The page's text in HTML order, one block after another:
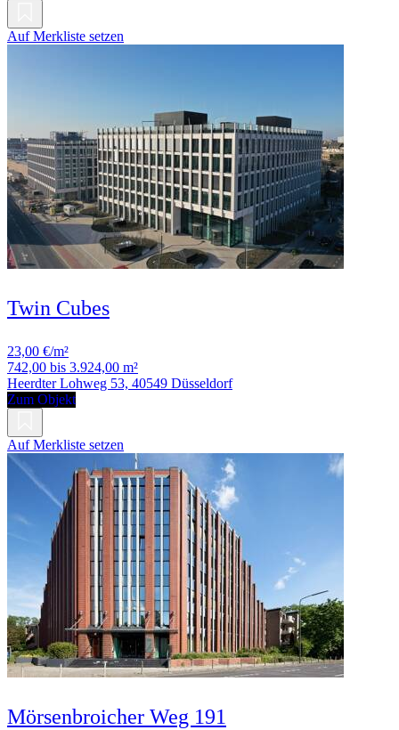
Auf Merkliste setzen
Twin Cubes
23,00 €/m²
742,00 bis 3.924,00 m²
Heerdter Lohweg 53, 40549 Düsseldorf
Zum Objekt
Auf Merkliste setzen
Mörsenbroicher Weg 191